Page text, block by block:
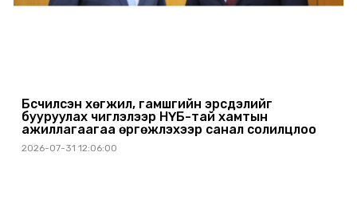
Бүсчилсэн хөгжил, гамшгийн эрсдэлийг
бууруулах чиглэлээр НҮБ-тай хамтын
ажиллагаагаа өргөжүүлэхээр санал солилцлоо
2026-07-31 12:06:00